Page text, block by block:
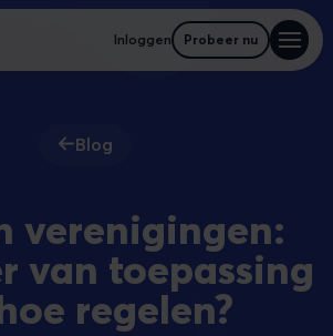
Inloggen Probeer nu
Blog
verenigingen:
van toepassing
regelen?